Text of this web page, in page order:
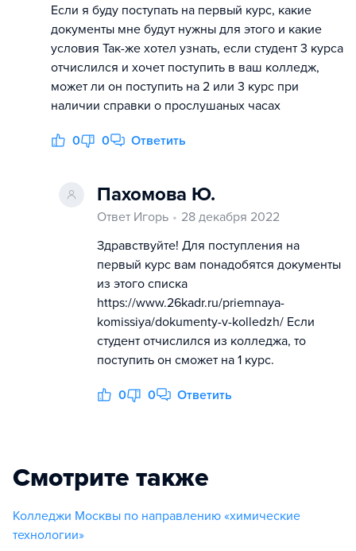
Если я буду поступать на первый курс, какие
документы мне будут нужны для этого и какие
условия Так-же хотел узнать, если студент 3 курса
отчислился и хочет поступить в ваш колледж,
может ли он поступить на 2 или 3 курс при
наличии справки о прослушаных часах
0 0 Ответить
Пахомова Ю.
Ответ Игорь
28 декабря 2022
Здравствуйте! Для поступления на
первый курс вам понадобятся документы
из этого списка
https://www.26kadr.ru/priemnaya-
komissiya/dokumenty-v-kolledzh/ Если
студент отчислился из колледжа, то
поступить он сможет на 1 курс.
0 0 Ответить
Смотрите также
Колледжи Москвы по направлению «химические
технологии»